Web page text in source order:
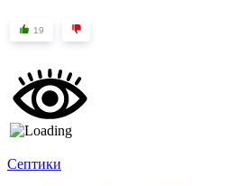
19
Септики